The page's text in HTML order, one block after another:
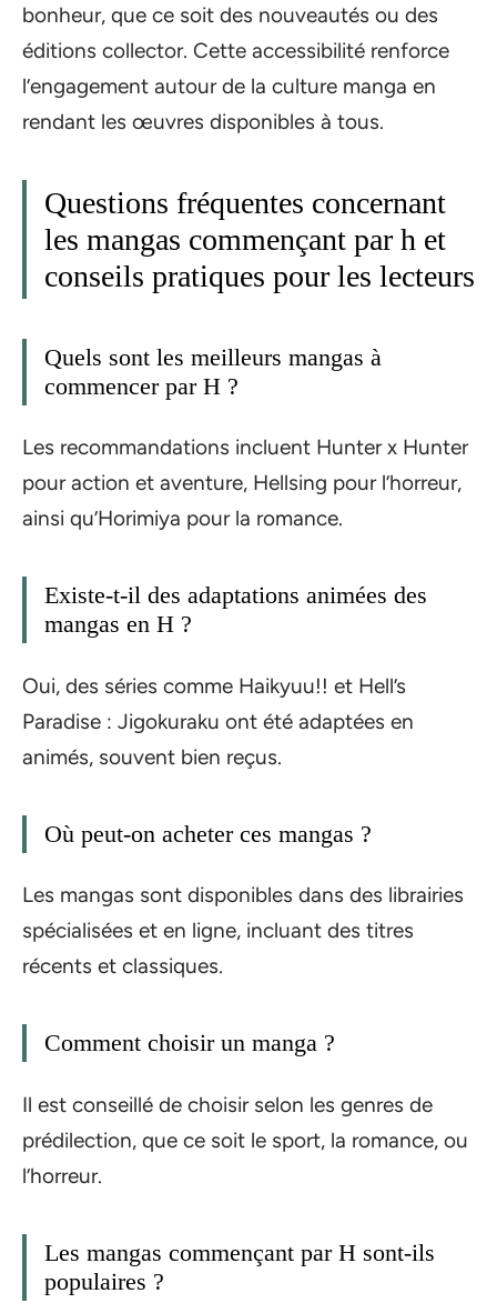
bonheur, que ce soit des nouveautés ou des
éditions collector. Cette accessibilité renforce
l’engagement autour de la culture manga en
rendant les œuvres disponibles à tous.
Questions fréquentes concernant
les mangas commençant par h et
conseils pratiques pour les lecteurs
Quels sont les meilleurs mangas à
commencer par H ?
Les recommandations incluent Hunter x Hunter
pour action et aventure, Hellsing pour l’horreur,
ainsi qu’Horimiya pour la romance.
Existe-t-il des adaptations animées des
mangas en H ?
Oui, des séries comme Haikyuu!! et Hell’s
Paradise : Jigokuraku ont été adaptées en
animés, souvent bien reçus.
Où peut-on acheter ces mangas ?
Les mangas sont disponibles dans des librairies
spécialisées et en ligne, incluant des titres
récents et classiques.
Comment choisir un manga ?
Il est conseillé de choisir selon les genres de
prédilection, que ce soit le sport, la romance, ou
l’horreur.
Les mangas commençant par H sont-ils
populaires ?